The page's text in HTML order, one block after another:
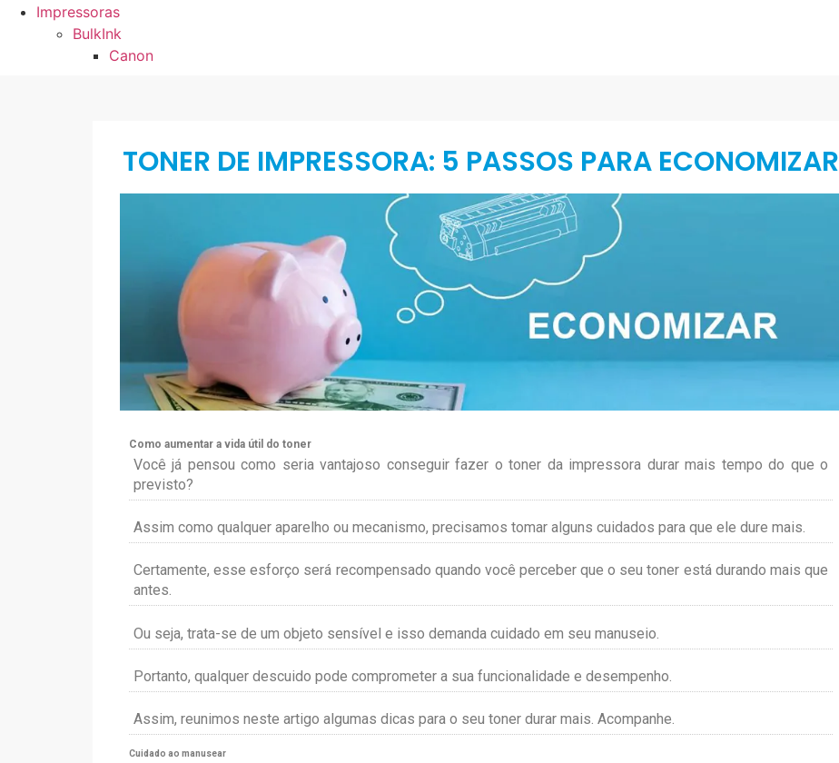
Impressoras
BulkInk
Canon
TONER DE IMPRESSORA: 5 PASSOS PARA ECONOMIZAR
Como aumentar a vida útil do toner
Você já pensou como seria vantajoso conseguir fazer o toner da impressora durar mais tempo do que o
previsto?
Assim como qualquer aparelho ou mecanismo, precisamos tomar alguns cuidados para que ele dure mais.
Certamente, esse esforço será recompensado quando você perceber que o seu toner está durando mais que
antes.
Ou seja, trata-se de um objeto sensível e isso demanda cuidado em seu manuseio.
Portanto, qualquer descuido pode comprometer a sua funcionalidade e desempenho.
Assim, reunimos neste artigo algumas dicas para o seu toner durar mais. Acompanhe.
Cuidado ao manusear